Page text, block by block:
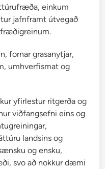
einkum
jafnframt útvegað
fornar grasanytjar,
umhverfismat og
yfirlestur ritgerða og
viðfangsefni eins og
landsins og
og ensku,
svo að nokkur dæmi